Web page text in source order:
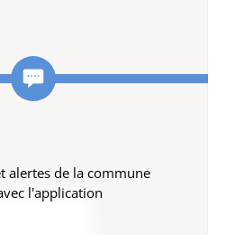
alertes de la commune
l'application